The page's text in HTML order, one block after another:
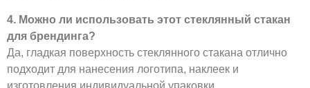
4. Можно ли использовать этот стеклянный стакан
для брендинга?
Да, гладкая поверхность стеклянного стакана отлично
подходит для нанесения логотипа, наклеек и
изготовления индивидуальной упаковки.